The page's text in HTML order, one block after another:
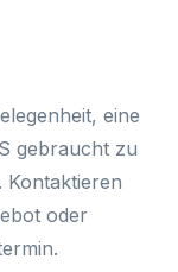
eine
gebraucht zu
Kontaktieren
oder